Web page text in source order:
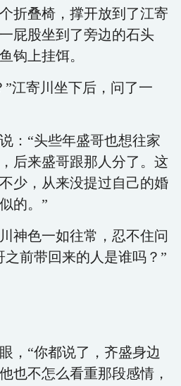
折叠椅，撑开放到了江寄
屁股坐到了旁边的石头
钩上挂饵。
”江寄川坐下后，问了一
：“头些年盛哥也想往家
后来盛哥跟那人分了。这
少，从来没提过自己的婚
的。”
神色一如往常，忍不住问
前带回来的人是谁吗？”
，“你都说了，齐盛身边
也不怎么看重那段感情，